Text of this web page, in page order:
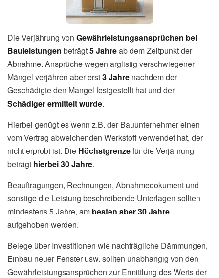
Die Verjährung von Gewährleistungsansprüchen bei
Bauleistungen beträgt5 Jahreab dem Zeitpunkt der
Abnahme. Ansprüche wegen arglistig verschwiegener
Mängel verjähren aber erst3 Jahre nachdem der
Geschädigte den Mangel festgestellt hat und der
Schädiger ermittelt wurde.
Hierbei genügt es wenn z.B. der Bauunternehmer einen
vom Vertrag abweichenden Werkstoff verwendet hat, der
nicht erprobt ist. Die Höchstgrenzefür die Verjährung
beträgt hierbei 30 Jahre.
Beauftragungen, Rechnungen, Abnahmedokument und
sonstige die Leistung beschreibende Unterlagen sollten
mindestens 5 Jahre, am besten aber 30 Jahre
aufgehoben werden.
Belege über Investitionen wie nachträgliche Dämmungen,
Einbau neuer Fenster usw. sollten unabhängig von den
Gewährleistungsansprüchen zur Ermittlung des Werts der